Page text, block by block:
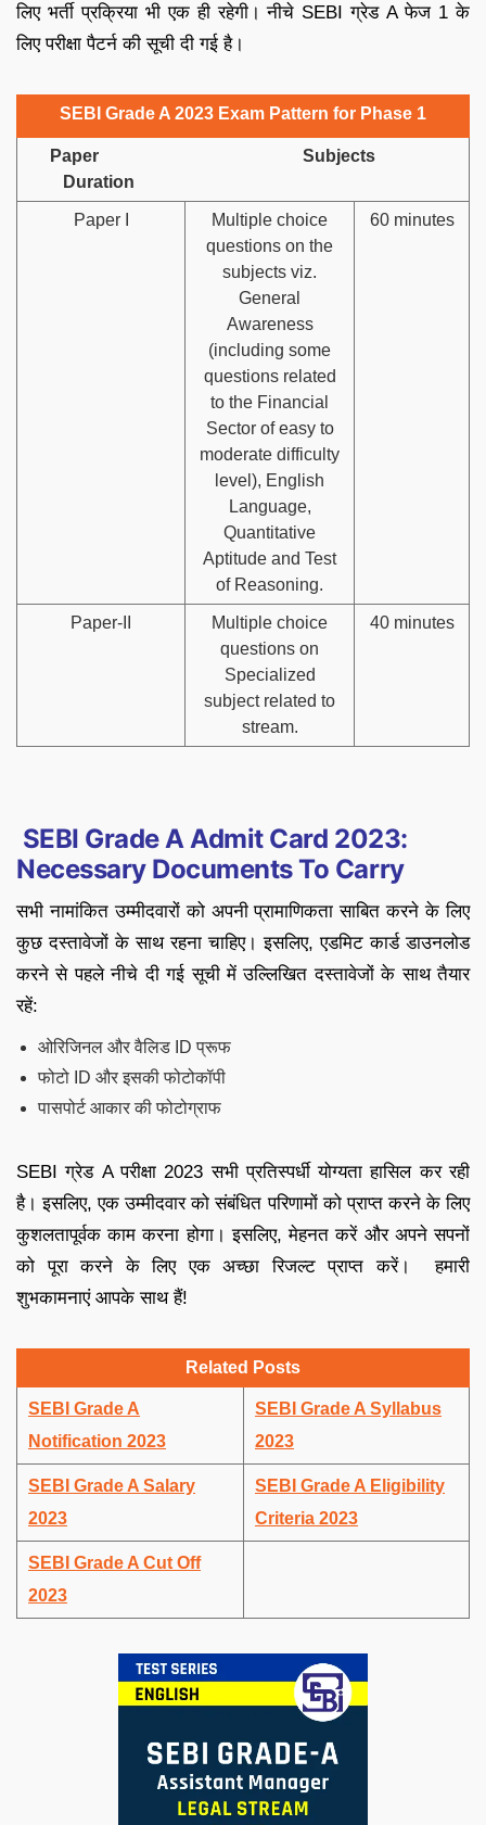
लिए भर्ती प्रक्रिया भी एक ही रहेगी। नीचे SEBI ग्रेड A फेज 1 के
लिए परीक्षा पैटर्न की सूची दी गई है।
SEBI Grade A 2023 Exam Pattern for Phase 1
Paper Subjects
Duration
Paper I
Multiple choice
questions on the
subjects viz.
General
Awareness
(including some
questions related
to the Financial
Sector of easy to
moderate difficulty
level), English
Language,
Quantitative
Aptitude and Test
of Reasoning.
60 minutes
Paper-II
Multiple choice
questions on
Specialized
subject related to
stream.
40 minutes
SEBI Grade A Admit Card 2023:
Necessary Documents To Carry
सभी नामांकित उम्मीदवारों को अपनी प्रामाणिकता साबित करने के लिए
कुछ दस्तावेजों के साथ रहना चाहिए। इसलिए, एडमिट कार्ड डाउनलोड
करने से पहले नीचे दी गई सूची में उल्लिखित दस्तावेजों के साथ तैयार
रहें:
ओरिजिनल और वैलिड ID प्रूफ
फोटो ID और इसकी फोटोकॉपी
पासपोर्ट आकार की फोटोग्राफ
SEBI ग्रेड A परीक्षा 2023 सभी प्रतिस्पर्धी योग्यता हासिल कर रही
है। इसलिए, एक उम्मीदवार को संबंधित परिणामों को प्राप्त करने के लिए
कुशलतापूर्वक काम करना होगा। इसलिए, मेहनत करें और अपने सपनों
को पूरा करने के लिए एक अच्छा रिजल्ट प्राप्त करें। हमारी
शुभकामनाएं आपके साथ हैं!
Related Posts
SEBI Grade A
Notification 2023
SEBI Grade A Syllabus
2023
SEBI Grade A Salary
2023
SEBI Grade A Eligibility
Criteria 2023
SEBI Grade A Cut Off
2023